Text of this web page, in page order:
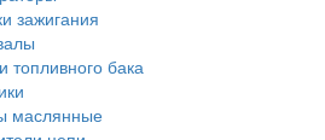
зажигания
топливного бака
маслянные